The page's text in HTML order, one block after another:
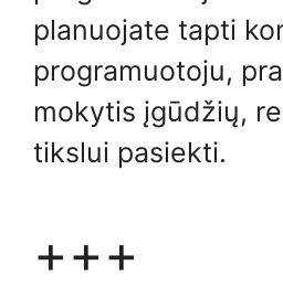
planuojate tapti
programuotoju,
mokytis įgūdžių,
tikslui pasiekti.
+++